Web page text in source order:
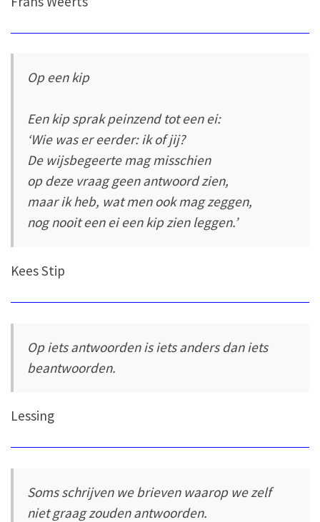
Op een kip
Een kip sprak peinzend tot een ei:
‘Wie was er eerder: ik of jij?
De wijsbegeerte mag misschien
op deze vraag geen antwoord zien,
maar ik heb, wat men ook mag zeggen,
nog nooit een ei een kip zien leggen.’
Kees Stip
Op iets antwoorden is iets anders dan iets
beantwoorden.
Lessing
Soms schrijven we brieven waarop we zelf
niet graag zouden antwoorden.